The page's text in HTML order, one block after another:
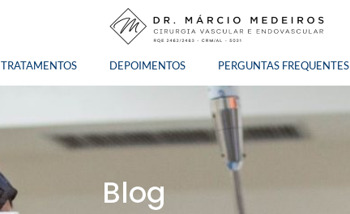
TRATAMENTOS DEPOIMENTOS PERGUNTAS FREQUENTES
Blog